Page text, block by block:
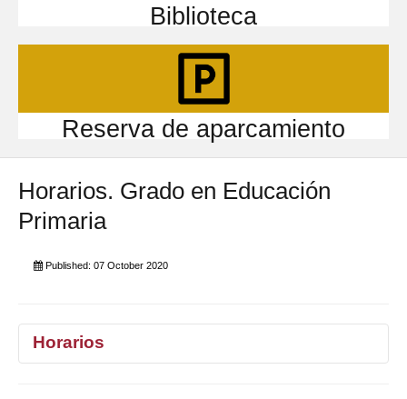
Biblioteca
Reserva de aparcamiento
Horarios. Grado en Educación
Primaria
Published: 07 October 2020
Horarios